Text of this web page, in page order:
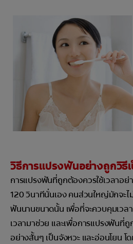
วิธีการแปรงฟันอย่างถูกวิธี
การแปรงฟันที่ถูกต้องควรใช้เวลาอย่
120 วินาทีนั่นเอง คนส่วนใหญ่มักจะไ
ฟันนานขนาดนั้น เพื่อที่จะควบคุมเวล
เวลามาช่วย และเพื่อการแปรงฟันที่
อย่างสั้นๆ เป็นจังหวะ และอ่อนโยน โด